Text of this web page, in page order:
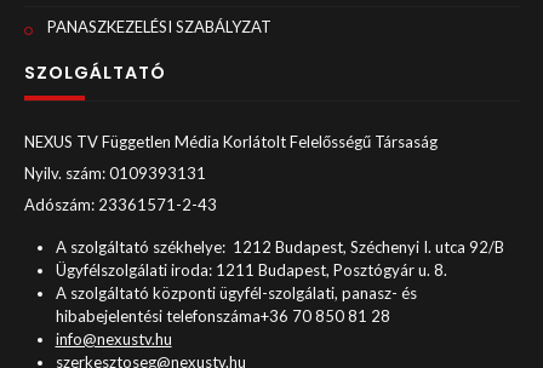
PANASZKEZELÉSI SZABÁLYZAT
SZOLGÁLTATÓ
NEXUS TV Független Média Korlátolt Felelősségű Társaság
Nyilv. szám: 0109393131
Adószám: 23361571-2-43
A szolgáltató székhelye: 1212 Budapest, Széchenyi I. utca 92/B
Ügyfélszolgálati iroda: 1211 Budapest, Posztógyár u. 8.
A szolgáltató központi ügyfél-szolgálati, panasz- és
hibabejelentési telefonszáma+36 70 850 81 28
info@nexustv.hu
szerkesztoseg@nexustv.hu